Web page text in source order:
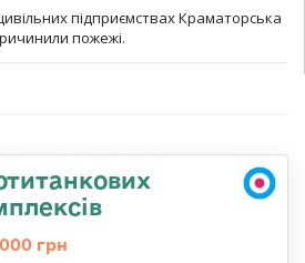
підприємствах Краматорська
пожежі.
грн